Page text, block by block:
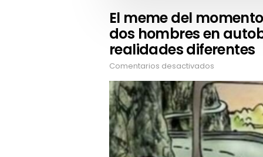
El meme del
dos hombres en
realidades diferentes
Comentarios desactivados
meme
del
momento
y
su
significado:
La
foto